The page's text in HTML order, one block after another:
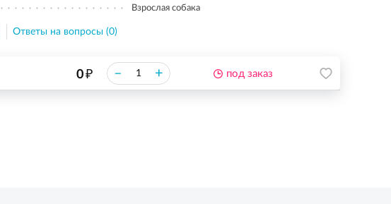
Взрослая собака
Ответы на вопросы (0)
0₽ – + под заказ